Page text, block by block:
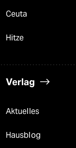
Ceuta
Hitze
Verlag
Aktuelles
Hausblog